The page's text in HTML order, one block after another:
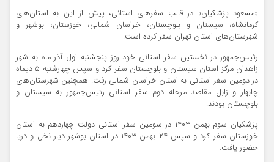
«مسعود پزشکیان» در قالب سفرهای استانی، پیش از این به استان‌های
کرمانشاه، سیستان و بلوچستان، خراسان شمالی، خوزستان، بوشهر و
شهرستان‌های استان تهران سفر کرده‌ است.
رئیس‌جمهور در نخستین سفر استانی خود روز پنجشنبه اول آذر ماه به شهر
زاهدان مرکز استان سیستان و بلوچستان سفر کرد و سپس چهارشنبه ۵ دیماه
در دومین سفر استانی به استان خراسان شمالی رفت. همچنین شهرستان‌های
چابهار و زابل مقاصد مرحله دوم سفر استانی رئیس‌جمهور به سیستان و
بلوچستان بودند.
پزشکیان سوم بهمن ۱۴۰۳ در سومین سفر استانی دولت چهاردهم به استان
خوزستان سفر کرد و سپس ۲۴ بهمن ۱۴۰۳ در استان بوشهر دیار نخل و دریا
حضور یافت.